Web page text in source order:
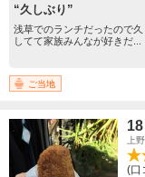
“久しぶり”
浅草でのランチだったので
してて家族みんなが好きだ...
ご当地
18
上
(口